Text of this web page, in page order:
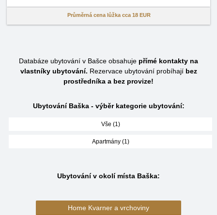
Průměrná cena lůžka cca 18 EUR
Databáze ubytování v Bašce obsahuje přímé kontakty na
vlastníky ubytování. Rezervace ubytování probíhají bez
prostředníka a bez provize!
Ubytování Baška - výběr kategorie ubytování:
Vše (1)
Apartmány (1)
Ubytování v okolí místa Baška:
Home Kvarner a vrchoviny